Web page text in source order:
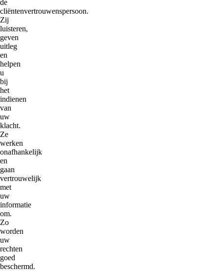
de
cliëntenvertrouwenspersoon.
Zij
luisteren,
geven
uitleg
en
helpen
u
bij
het
indienen
van
uw
klacht.
Ze
werken
onafhankelijk
en
gaan
vertrouwelijk
met
uw
informatie
om.
Zo
worden
uw
rechten
goed
beschermd.